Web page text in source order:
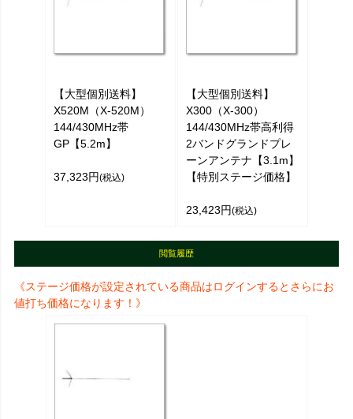
【大型個別送料】
X520M（X-520M）
144/430MHz帯
GP【5.2m】
37,323円(税込)
【大型個別送料】
X300（X-300）
144/430MHz帯高利得
2バンドグランドプレ
ーンアンテナ【3.1m】
【特別ステージ価格】
23,423円(税込)
閲覧履歴
《ステージ価格が設定されている商品はログインするとさらにお
値打ち価格になります！》